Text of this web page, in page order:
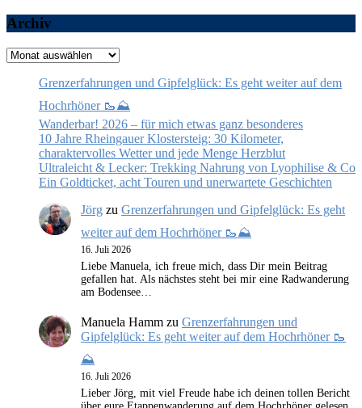
Archiv
Archiv
Grenzerfahrungen und Gipfelglück: Es geht weiter auf dem
Hochrhöner 🥾⛰️
Wanderbar! 2026 – für mich etwas ganz besonderes
10 Jahre Rheingauer Klostersteig: 30 Kilometer,
charaktervolles Wetter und jede Menge Herzblut
Ultraleicht & Lecker: Trekking Nahrung von Lyophilise & Co
Ein Goldticket, acht Touren und unerwartete Geschichten
Jörg zu Grenzerfahrungen und Gipfelglück: Es geht
weiter auf dem Hochrhöner 🥾⛰️
16. Juli 2026
Liebe Manuela, ich freue mich, dass Dir mein Beitrag
gefallen hat. Als nächstes steht bei mir eine Radwanderung
am Bodensee…
Manuela Hamm zu Grenzerfahrungen und
Gipfelglück: Es geht weiter auf dem Hochrhöner 🥾
⛰️
16. Juli 2026
Lieber Jörg, mit viel Freude habe ich deinen tollen Bericht